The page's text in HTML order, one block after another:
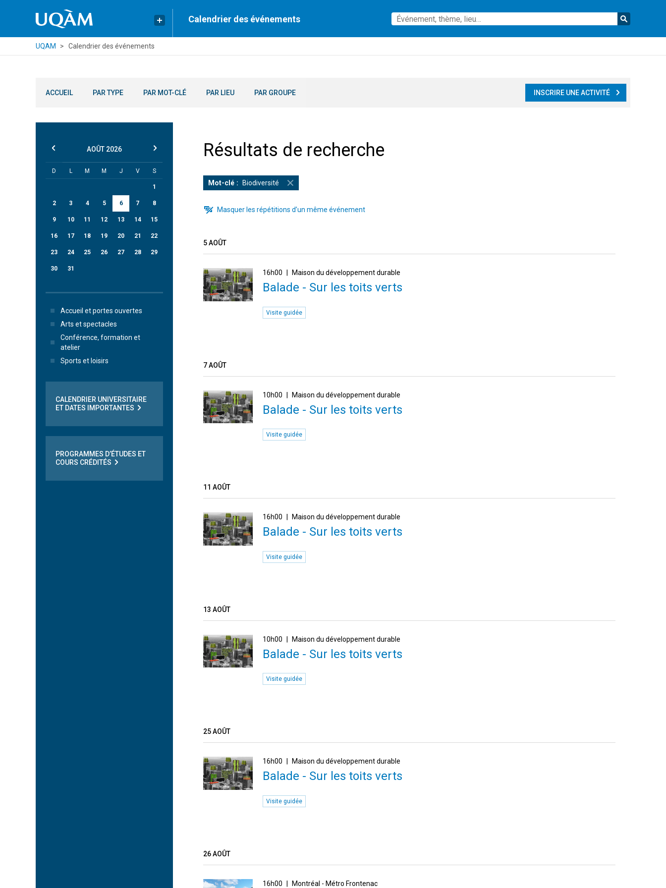
Calendrier des événements
UQAM Calendrier des événements
ACCUEIL PAR TYPE PAR MOT-CLÉ PAR LIEU PAR GROUPE INSCRIRE UNE ACTIVITÉ
Résultats de recherche
Mot-clé Biodiversité
Masquer les répétitions d’un même événement
5 AOÛT
16h00 Maison du développement durable
Balade - Sur les toits verts
Visite guidée
7 AOÛT
10h00 Maison du développement durable
Balade - Sur les toits verts
Visite guidée
11 AOÛT
16h00 Maison du développement durable
Balade - Sur les toits verts
Visite guidée
13 AOÛT
10h00 Maison du développement durable
Balade - Sur les toits verts
Visite guidée
25 AOÛT
16h00 Maison du développement durable
Balade - Sur les toits verts
Visite guidée
26 AOÛT
16h00 Montréal - Métro Frontenac
AOÛT 2026
D L M M J V S
1
2 3 4 5 6 7 8
9 10 11 12 13 14 15
16 17 18 19 20 21 22
23 24 25 26 27 28 29
30 31
Accueil et portes ouvertes
Arts et spectacles
Conférence, formation et
atelier
Sports et loisirs
CALENDRIER UNIVERSITAIRE
ET DATES IMPORTANTES
PROGRAMMES D’ÉTUDES ET
COURS CRÉDITÉS